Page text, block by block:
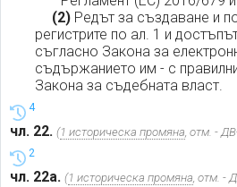
(2) Редът за създаване и
регистрите по ал. 1 и
съгласно Закона за
съдържанието им - с
Закона за съдебната власт.
4
чл. 22. (1 историческа промяна, отм. -
2
чл. 22а. (1 историческа промяна, отм. -